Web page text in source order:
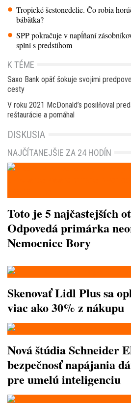
Tropické šestonedelie. Čo robia
bábätka?
SPP pokračuje v napĺňaní
splní s predstihom
K TÉME
Saxo Bank opäť šokuje svojimi
cesty
V roku 2021 McDonald’s posilňoval
reštaurácie a pomáhal
DISKUSIA
NAJČÍTANEJŠIE ZA 24 HODÍN
Toto je 5 najčastejších
Odpovedá primárka
Nemocnice Bory
Skenovať Lidl Plus sa
viac ako 30% z nákupu
Nová štúdia Schneider
bezpečnosť napájania
pre umelú inteligenciu